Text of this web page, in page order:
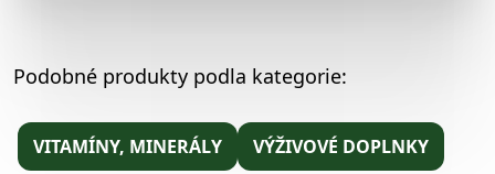
Podobné produkty podla kategorie:
VITAMÍNY, MINERÁLY VÝŽIVOVÉ DOPLNKY